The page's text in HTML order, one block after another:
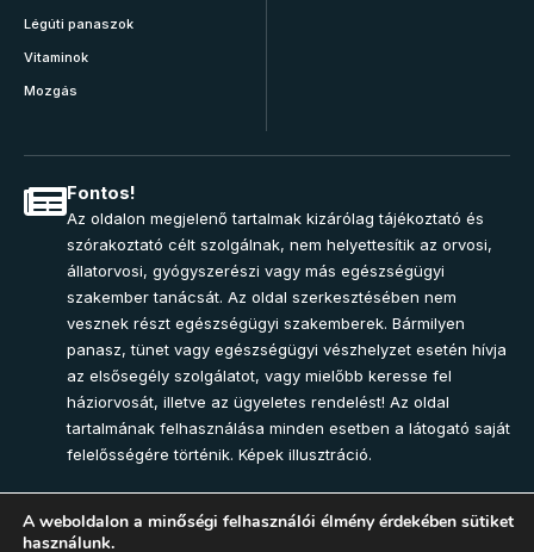
Légúti panaszok
Vitaminok
Mozgás
Fontos!
Az oldalon megjelenő tartalmak kizárólag tájékoztató és
szórakoztató célt szolgálnak, nem helyettesítik az orvosi,
állatorvosi, gyógyszerészi vagy más egészségügyi
szakember tanácsát. Az oldal szerkesztésében nem
vesznek részt egészségügyi szakemberek. Bármilyen
panasz, tünet vagy egészségügyi vészhelyzet esetén hívja
az elsősegély szolgálatot, vagy mielőbb keresse fel
háziorvosát, illetve az ügyeletes rendelést! Az oldal
tartalmának felhasználása minden esetben a látogató saját
felelősségére történik. Képek illusztráció.
A weboldalon a minőségi felhasználói élmény érdekében sütiket
használunk.